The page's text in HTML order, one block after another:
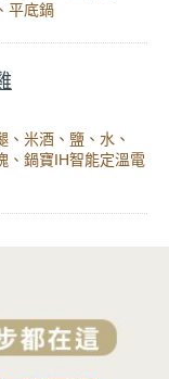
平底鍋
、米酒、鹽、水、
、鍋寶IH智能定溫電